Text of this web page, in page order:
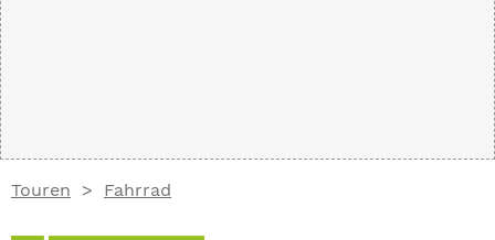
Touren Fahrrad